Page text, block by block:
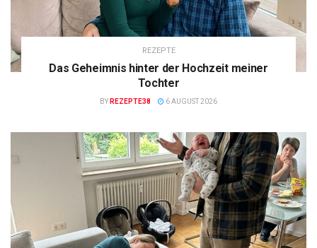
REZEPTE
Das Geheimnis hinter der Hochzeit meiner
Tochter
BY REZEPTE38 6 AUGUST 2026